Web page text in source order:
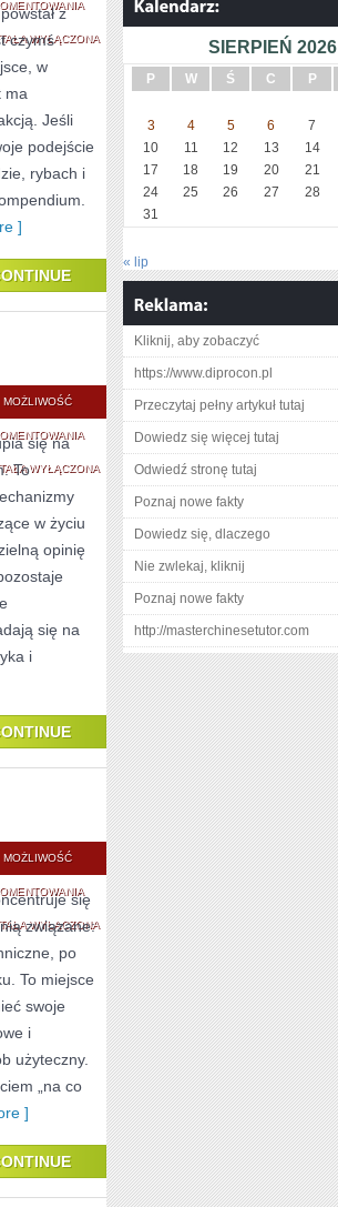
SPRZĘT
WĘDKARSKI
WYŁĄCZONA
z
czymś
w
ma
Jeśli
podejście
rybach i
]
MOŻLIWOŚĆ
POLITYKA
SPOŁECZNA
WYŁĄCZONA
się na
To
w życiu
opinię
się na
i
MOŻLIWOŚĆ
OPEL
W
MOTORSPORCIE
WYŁĄCZONA
się
związane:
po
To miejsce
swoje
i
użyteczny.
„na co
]
SIERPIEŃ 2026
P W Ś C P
3
4 5 6 7
10
11 12 13 14
17
18 19 20 21
24
25 26 27 28
31
« lip
Kliknij, aby zobaczyć
https://www.diprocon.pl
Przeczytaj pełny artykuł tutaj
Dowiedz się więcej tutaj
Odwiedź stronę tutaj
Poznaj nowe fakty
Dowiedz się, dlaczego
Nie zwlekaj, kliknij
Poznaj nowe fakty
http://masterchinesetutor.com